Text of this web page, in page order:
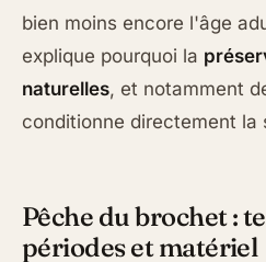
bien moins encore l'âge
explique pourquoi la
naturelles, et notamment
conditionne directement la
Pêche du brochet :
périodes et matériel